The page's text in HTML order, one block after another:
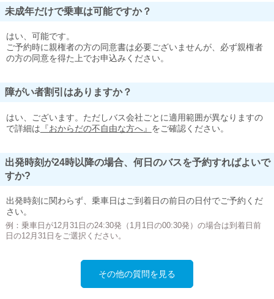
未成年だけで乗車は可能ですか？
はい、可能です。
ご予約時に親権者の方の同意書は必要ございませんが、必ず親権者
の方の同意を得た上でお申込みください。
障がい者割引はありますか？
はい、ございます。ただしバス会社ごとに適用範囲が異なりますの
で詳細は 『おからだの不自由な方へ』 をご確認ください。
出発時刻が24時以降の場合、何日のバスを予約すればよいで
すか?
出発時刻に関わらず、乗車日はご到着日の前日の日付でご予約くだ
さい。
例：乗車日が12月31日の24:30発（1月1日の00:30発）の場合は到着日前
日の12月31日をご選択ください。
その他の質問を見る